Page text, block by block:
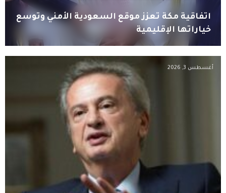
اتفاقية مكة تعزز موقع السعودية الأمني وتوسع
خياراتها الإقليمية
أغسطس 3, 2026